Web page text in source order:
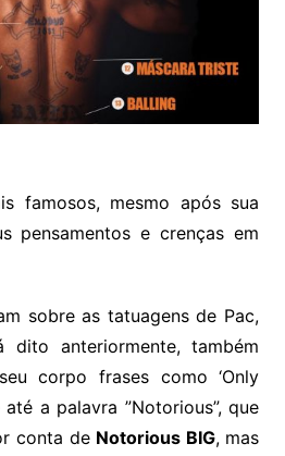
famosos, mesmo após sua
pensamentos e crenças em
sobre as tatuagens de Pac,
dito anteriormente, também
corpo frases como ‘Only
a palavra ”Notorious”, que
conta de Notorious BIG, mas